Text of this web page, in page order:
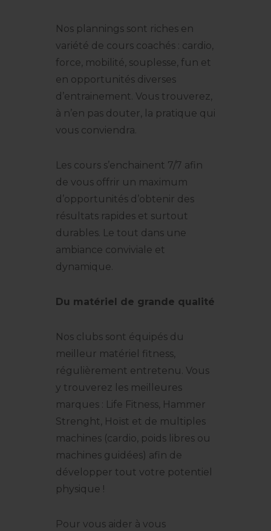
Nos plannings sont riches en
variété de cours coachés : cardio,
force, mobilité, souplesse, fun et
en opportunités diverses
d’entrainement. Vous trouverez,
à n’en pas douter, la pratique qui
vous conviendra.
Les cours s’enchainent 7/7 afin
de vous offrir un maximum
d’opportunités d’obtenir des
résultats rapides et surtout
durables. Le tout dans une
ambiance conviviale et
dynamique.
Du matériel de grande qualité
Nos clubs sont équipés du
meilleur matériel fitness,
régulièrement entretenu. Vous
y trouverez les meilleures
marques : Life Fitness, Hammer
Strenght, Hoïst et de multiples
machines (cardio, poids libres ou
machines guidées) afin de
développer tout votre potentiel
physique !
Pour vous aider à vous